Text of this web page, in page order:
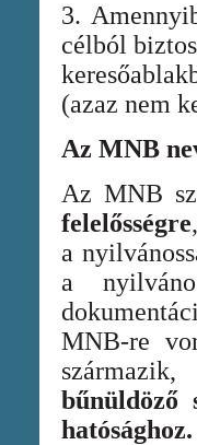
3.
célból
(azaz nem
Az MNB
Az MNB
felelősségre
a
a
MNB-re
bűnüldöző
hatósághoz.